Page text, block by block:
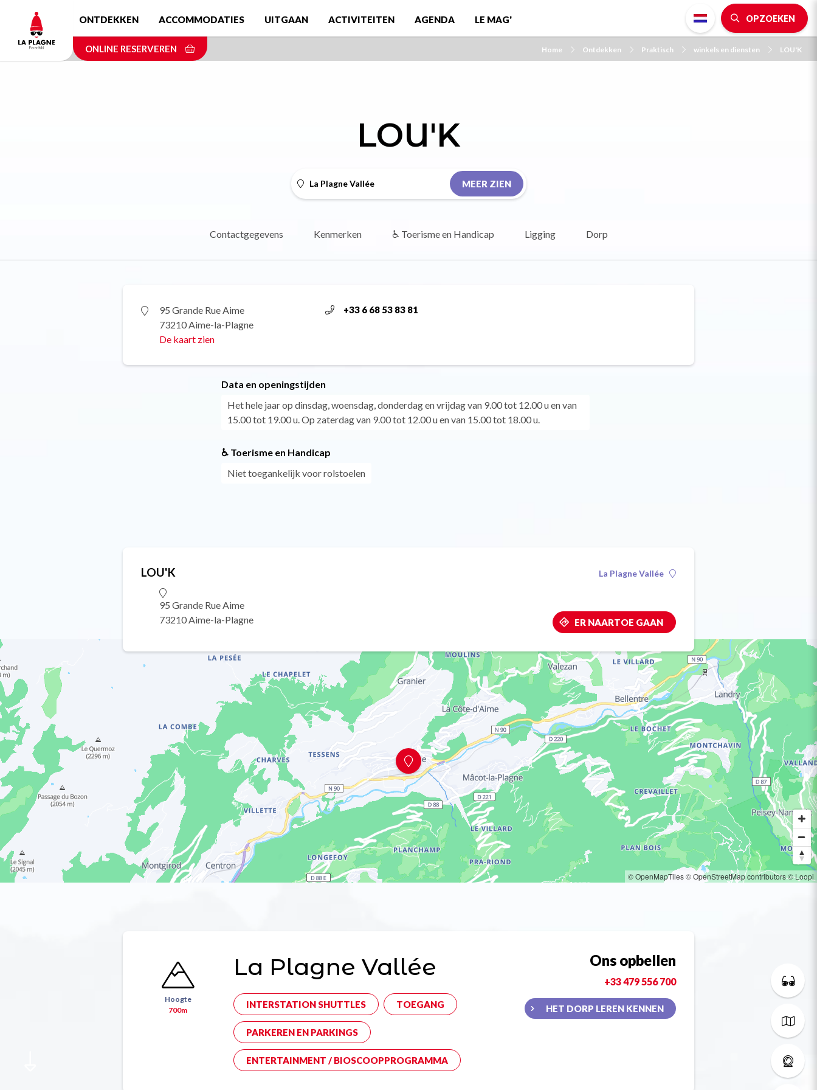
content
ONTDEKKEN ACCOMMODATIES UITGAAN ACTIVITEITEN AGENDA LE MAG' OPZOEKEN
ONLINE RESERVEREN Home Ontdekken Praktisch winkels en diensten LOU'K
LOU'K
La Plagne Vallée MEER ZIEN
Contactgegevens Kenmerken ♿ Toerisme en Handicap Ligging Dorp
95 Grande Rue Aime
73210 Aime-la-Plagne
De kaart zien
+33 6 68 53 83 81
Data en openingstijden
Het hele jaar op dinsdag, woensdag, donderdag en vrijdag van 9.00 tot 12.00 u en van
15.00 tot 19.00 u. Op zaterdag van 9.00 tot 12.00 u en van 15.00 tot 18.00 u.
♿ Toerisme en Handicap
Niet toegankelijk voor rolstoelen
LOU'K
95 Grande Rue Aime
73210 Aime-la-Plagne
La Plagne Vallée
ER NAARTOE GAAN
© OpenMapTiles© OpenStreetMap contributors© Loopi
Hoogte
700m
La Plagne Vallée
INTERSTATION SHUTTLES TOEGANG
PARKEREN EN PARKINGS
ENTERTAINMENT / BIOSCOOPPROGRAMMA
Ons opbellen
+33 479 556 700
HET DORP LEREN KENNEN